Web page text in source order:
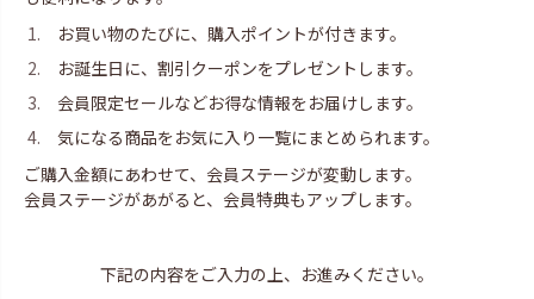
お買い物のたびに、購入ポイントが付きます。
お誕生日に、割引クーポンをプレゼントします。
会員限定セールなどお得な情報をお届けします。
気になる商品をお気に入り一覧にまとめられます。
ご購入金額にあわせて、会員ステージが変動します。
会員ステージがあがると、会員特典もアップします。
下記の内容をご入力の上、お進みください。